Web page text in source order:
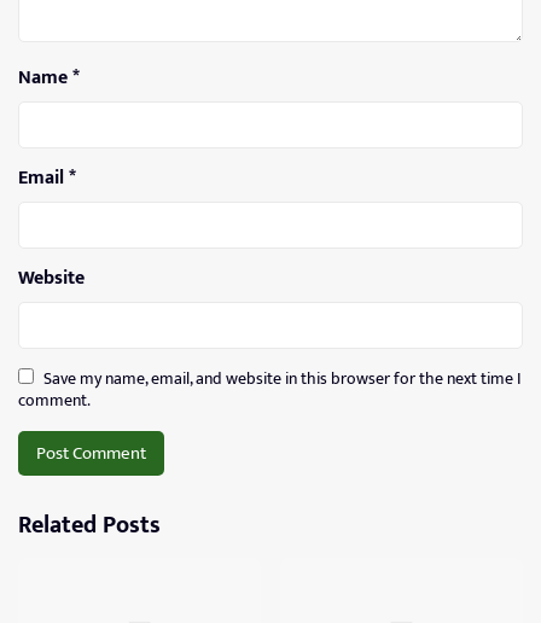
Name*
Email*
Website
Save my name, email, and website in this browser for the next time I
comment.
Related Posts